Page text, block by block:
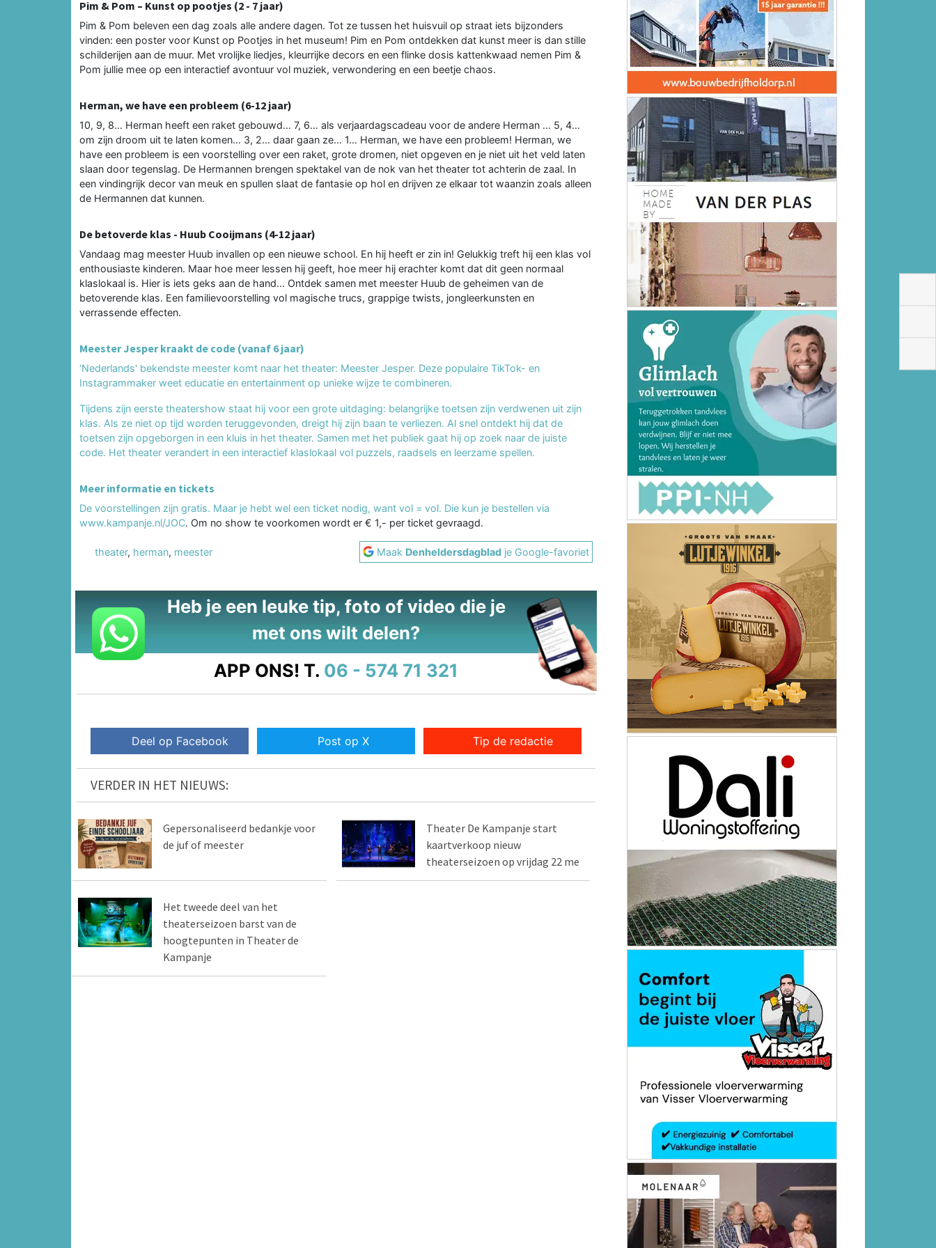
Pim & Pom – Kunst op pootjes (2 - 7 jaar)
Pim & Pom beleven een dag zoals alle andere dagen. Tot ze tussen het huisvuil op straat iets bijzonders
vinden: een poster voor Kunst op Pootjes in het museum! Pim en Pom ontdekken dat kunst meer is dan stille
schilderijen aan de muur. Met vrolijke liedjes, kleurrijke decors en een flinke dosis kattenkwaad nemen Pim &
Pom jullie mee op een interactief avontuur vol muziek, verwondering en een beetje chaos.
Herman, we have een probleem (6-12 jaar)
10, 9, 8… Herman heeft een raket gebouwd… 7, 6… als verjaardagscadeau voor de andere Herman … 5, 4…
om zijn droom uit te laten komen… 3, 2… daar gaan ze… 1… Herman, we have een probleem! Herman, we
have een probleem is een voorstelling over een raket, grote dromen, niet opgeven en je niet uit het veld laten
slaan door tegenslag. De Hermannen brengen spektakel van de nok van het theater tot achterin de zaal. In
een vindingrijk decor van meuk en spullen slaat de fantasie op hol en drijven ze elkaar tot waanzin zoals alleen
de Hermannen dat kunnen.
De betoverde klas - Huub Cooijmans (4-12 jaar)
Vandaag mag meester Huub invallen op een nieuwe school. En hij heeft er zin in! Gelukkig treft hij een klas vol
enthousiaste kinderen. Maar hoe meer lessen hij geeft, hoe meer hij erachter komt dat dit geen normaal
klaslokaal is. Hier is iets geks aan de hand... Ontdek samen met meester Huub de geheimen van de
betoverende klas. Een familievoorstelling vol magische trucs, grappige twists, jongleerkunsten en
verrassende effecten.
Meester Jesper kraakt de code (vanaf 6 jaar)
‘Nederlands' bekendste meester komt naar het theater: Meester Jesper. Deze populaire TikTok- en
Instagrammaker weet educatie en entertainment op unieke wijze te combineren.
Tijdens zijn eerste theatershow staat hij voor een grote uitdaging: belangrijke toetsen zijn verdwenen uit zijn
klas. Als ze niet op tijd worden teruggevonden, dreigt hij zijn baan te verliezen. Al snel ontdekt hij dat de
toetsen zijn opgeborgen in een kluis in het theater. Samen met het publiek gaat hij op zoek naar de juiste
code. Het theater verandert in een interactief klaslokaal vol puzzels, raadsels en leerzame spellen.
Meer informatie en tickets
De voorstellingen zijn gratis. Maar je hebt wel een ticket nodig, want vol = vol. Die kun je bestellen via
www.kampanje.nl/JOC. Om no show te voorkomen wordt er € 1,- per ticket gevraagd.
theater, herman, meester Maak Denheldersdagblad je Google-favoriet
Heb je een leuke tip, foto of video die je
met ons wilt delen?
APP ONS! T. 06 - 574 71 321
Deel op Facebook Post op X Tip de redactie
VERDER IN HET NIEUWS:
Gepersonaliseerd bedankje voor
de juf of meester
Theater De Kampanje start
kaartverkoop nieuw
theaterseizoen op vrijdag 22 me
Het tweede deel van het
theaterseizoen barst van de
hoogtepunten in Theater de
Kampanje